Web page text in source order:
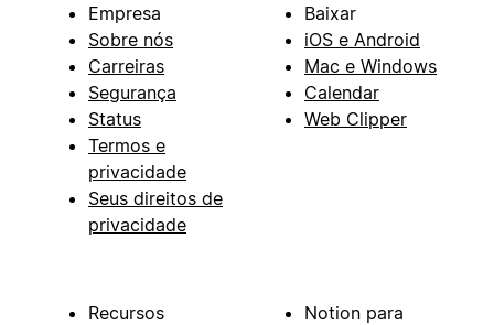
Empresa
Sobre nós
Carreiras
Segurança
Status
Termos e
privacidade
Seus direitos de
privacidade
Baixar
iOS e Android
Mac e Windows
Calendar
Web Clipper
Recursos
Notion para